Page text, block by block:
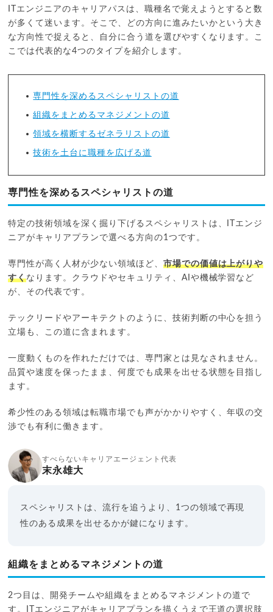
ITエンジニアのキャリアパスは、職種名で覚えようとすると数
が多くて迷います。そこで、どの方向に進みたいかという大き
な方向性で捉えると、自分に合う道を選びやすくなります。こ
こでは代表的な4つのタイプを紹介します。
専門性を深めるスペシャリストの道
組織をまとめるマネジメントの道
領域を横断するゼネラリストの道
技術を土台に職種を広げる道
専門性を深めるスペシャリストの道
特定の技術領域を深く掘り下げるスペシャリストは、ITエンジ
ニアがキャリアプランで選べる方向の1つです。
専門性が高く人材が少ない領域ほど、 市場での価値は上がりや
すくなります。クラウドやセキュリティ、AIや機械学習など
が、その代表です。
テックリードやアーキテクトのように、技術判断の中心を担う
立場も、この道に含まれます。
一度動くものを作れただけでは、専門家とは見なされません。
品質や速度を保ったまま、何度でも成果を出せる状態を目指し
ます。
希少性のある領域は転職市場でも声がかかりやすく、年収の交
渉でも有利に働きます。
すべらないキャリアエージェント代表
末永雄大
スペシャリストは、流行を追うより、1つの領域で再現
性のある成果を出せるかが鍵になります。
組織をまとめるマネジメントの道
2つ目は、開発チームや組織をまとめるマネジメントの道で
す。ITエンジニアがキャリアプランを描くうえで王道の選択肢